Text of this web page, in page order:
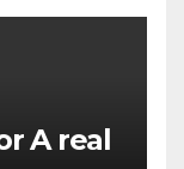
A real